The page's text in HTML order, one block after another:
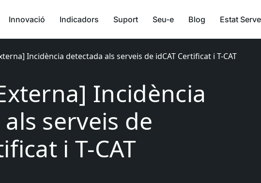
Innovació Indicadors Suport Seu-e Blog Estat
Incidència detectada als serveis de idCAT Certificat i T-CAT
Incidència
serveis de
i T-CAT